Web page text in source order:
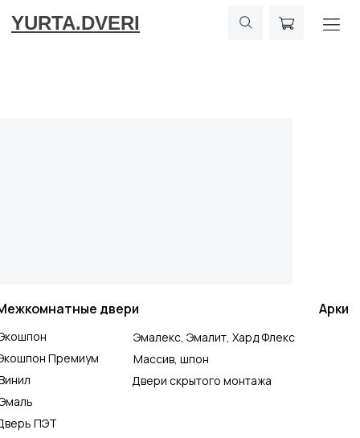
YURTA.DVERI
ПЭТ
Премиум
Двери скрытого монтажа
Массив, шпон
Эмалекс, Эмалит, Хард Флекс
Арки
двери